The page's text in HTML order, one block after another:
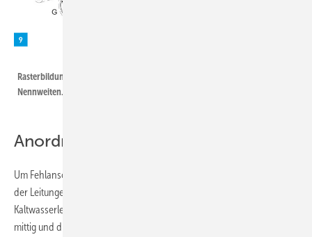
Rasterbildung bei der Stützweite von Rohrleitungen unterschiedlicher ­
Nennweiten. RSW = Rohrstützweite.
Anordnung der Rohrleitungen
Um Fehlanschlüsse zu vermeiden, muss auf eine eindeutige Verlegung
der Leitungen geachtet werden. Es ist üblich, bei Parallelverlegung die
Kaltwasserleitung in Fließrichtung rechts, die Warmwasserleitung
mittig und die Zirkulationsleitung in Fließrichtung links anzuordnen.